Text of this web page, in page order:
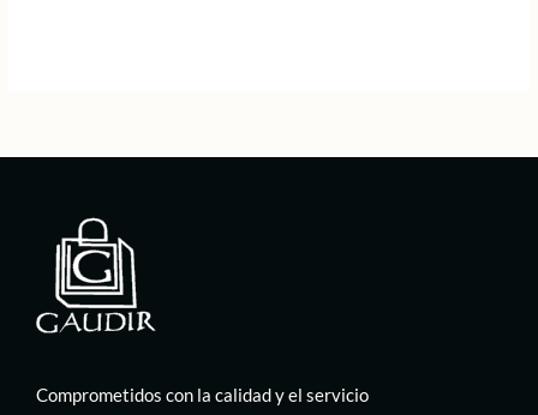
Comprometidos con la calidad y el servicio